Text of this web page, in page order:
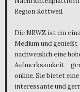
Region Rottweil.
Die NRWZ ist ein
Medium und genießt
nachweislich eine
Aufmerksamkeit –
online. Sie bietet eine
interessante und